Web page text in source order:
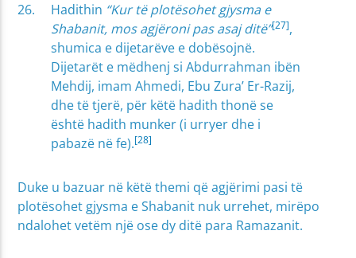
Hadithin “Kur të plotësohet gjysma e
Shabanit, mos agjëroni pas asaj ditë”[27],
shumica e dijetarëve e dobësojnë.
Dijetarët e mëdhenj si Abdurrahman ibën
Mehdij, imam Ahmedi, Ebu Zura’ Er-Razij,
dhe të tjerë, për këtë hadith thonë se
është hadith munker (i urryer dhe i
pabazë në fe).[28]
Duke u bazuar në këtë themi që agjërimi pasi të
plotësohet gjysma e Shabanit nuk urrehet, mirëpo
ndalohet vetëm një ose dy ditë para Ramazanit.